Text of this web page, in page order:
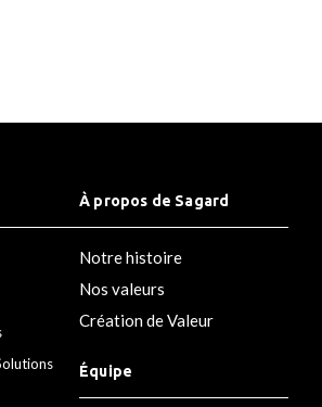
À propos de Sagard
Notre histoire
Nos valeurs
Création de Valeur
Équipe